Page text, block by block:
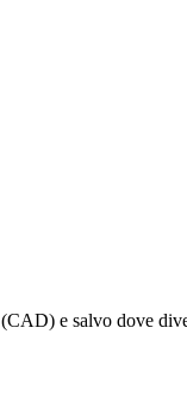
e salvo dove